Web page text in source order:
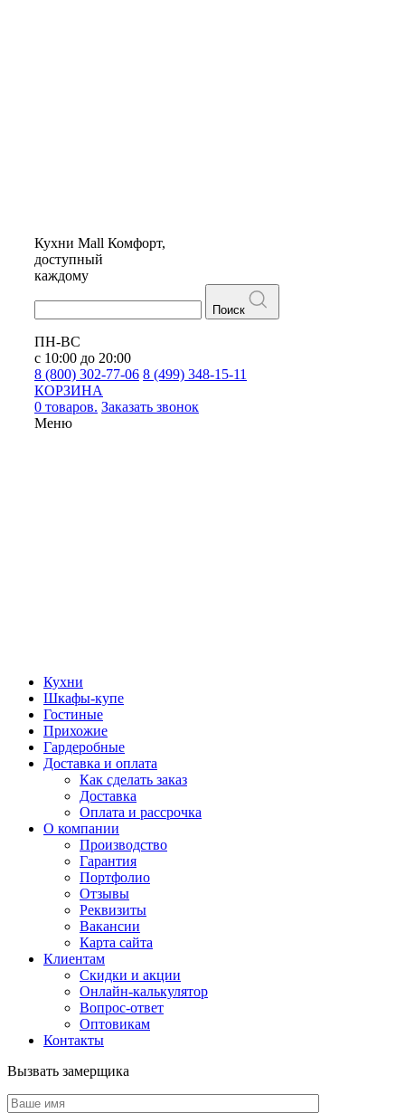
Кухни Mall Комфорт,
доступный
каждому
Поиск
ПН-ВС
с 10:00 до 20:00
8 (800) 302-77-06 8 (499) 348-15-11
КОРЗИНА
0 товаров. Заказать звонок
Меню
Кухни
Шкафы-купе
Гостиные
Прихожие
Гардеробные
Доставка и оплата
Как сделать заказ
Доставка
Оплата и рассрочка
О компании
Производство
Гарантия
Портфолио
Отзывы
Реквизиты
Вакансии
Карта сайта
Клиентам
Скидки и акции
Онлайн-калькулятор
Вопрос-ответ
Оптовикам
Контакты
Вызвать замерщика